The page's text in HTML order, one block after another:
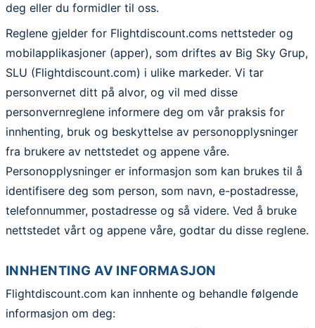
deg eller du formidler til oss.
Reglene gjelder for Flightdiscount.coms nettsteder og
mobilapplikasjoner (apper), som driftes av Big Sky Grup,
SLU (Flightdiscount.com) i ulike markeder. Vi tar
personvernet ditt på alvor, og vil med disse
personvernreglene informere deg om vår praksis for
innhenting, bruk og beskyttelse av personopplysninger
fra brukere av nettstedet og appene våre.
Personopplysninger er informasjon som kan brukes til å
identifisere deg som person, som navn, e-postadresse,
telefonnummer, postadresse og så videre. Ved å bruke
nettstedet vårt og appene våre, godtar du disse reglene.
INNHENTING AV INFORMASJON
Flightdiscount.com kan innhente og behandle følgende
informasjon om deg: